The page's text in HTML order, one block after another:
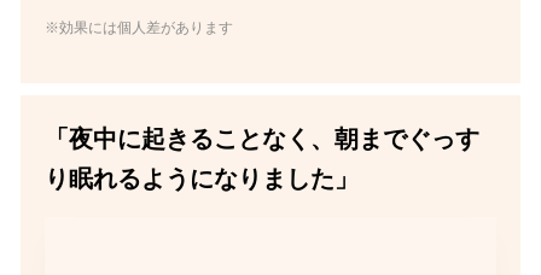
※効果には個人差があります
「夜中に起きることなく、朝までぐっす
り眠れるようになりました」